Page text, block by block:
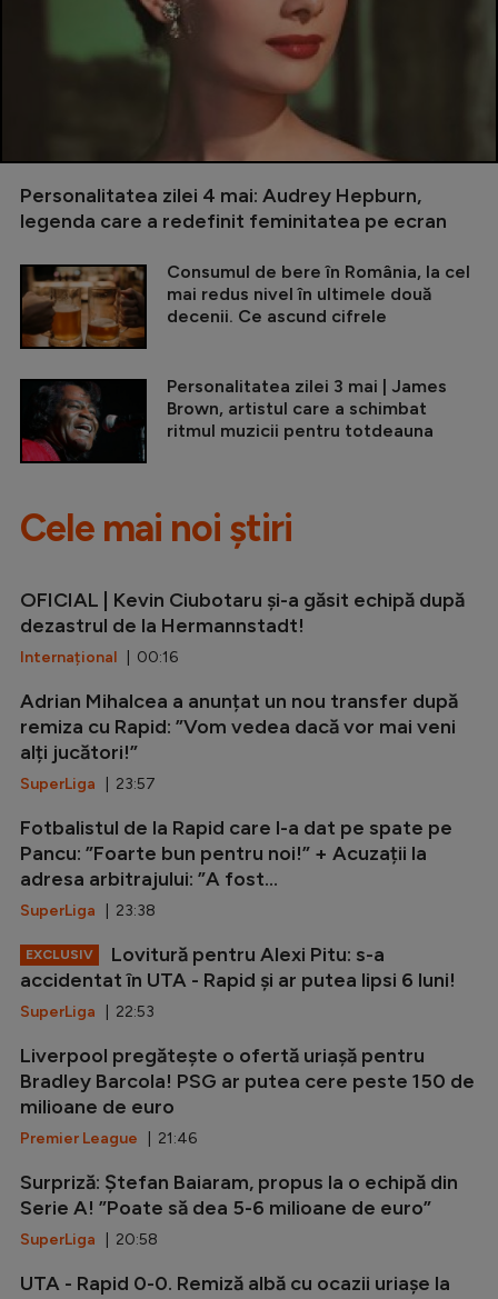
Personalitatea zilei 4 mai: Audrey Hepburn,
legenda care a redefinit feminitatea pe ecran
Consumul de bere în România, la cel
mai redus nivel în ultimele două
decenii. Ce ascund cifrele
Personalitatea zilei 3 mai | James
Brown, artistul care a schimbat
ritmul muzicii pentru totdeauna
Cele mai noi știri
OFICIAL | Kevin Ciubotaru și-a găsit echipă după
dezastrul de la Hermannstadt!
Internațional | 00:16
Adrian Mihalcea a anunțat un nou transfer după
remiza cu Rapid: ”Vom vedea dacă vor mai veni
alți jucători!”
SuperLiga | 23:57
Fotbalistul de la Rapid care l-a dat pe spate pe
Pancu: ”Foarte bun pentru noi!” + Acuzații la
adresa arbitrajului: ”A fost...
SuperLiga | 23:38
EXCLUSIV
Lovitură pentru Alexi Pitu: s-a
accidentat în UTA - Rapid și ar putea lipsi 6 luni!
SuperLiga | 22:53
Liverpool pregătește o ofertă uriașă pentru
Bradley Barcola! PSG ar putea cere peste 150 de
milioane de euro
Premier League | 21:46
Surpriză: Ștefan Baiaram, propus la o echipă din
Serie A! ”Poate să dea 5-6 milioane de euro”
SuperLiga | 20:58
UTA - Rapid 0-0. Remiză albă cu ocazii uriașe la